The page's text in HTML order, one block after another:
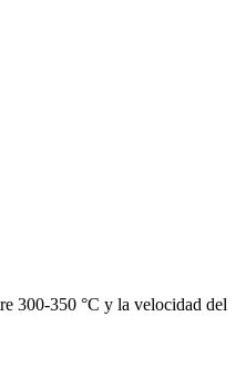
300-350 °C y la velocidad del